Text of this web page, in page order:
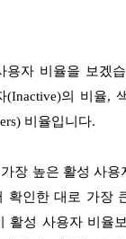
용자 비율을 보겠
(Inactive)의 비율,
비율입니다.
장 높은 활성 사용
확인한 대로 가장
활성 사용자 비율